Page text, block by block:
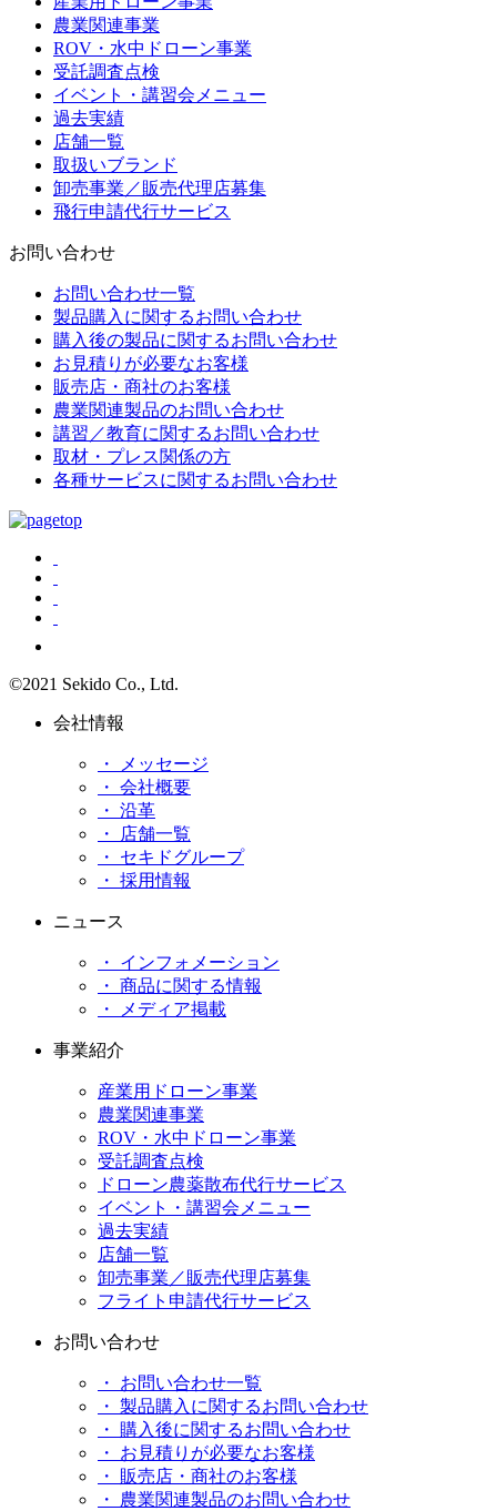
農業関連事業
ROV・水中ドローン事業
受託調査点検
イベント・講習会メニュー
過去実績
店舗一覧
取扱いブランド
卸売事業／販売代理店募集
飛行申請代行サービス
お問い合わせ
お問い合わせ一覧
製品購入に関するお問い合わせ
購入後の製品に関するお問い合わせ
お見積りが必要なお客様
販売店・商社のお客様
農業関連製品のお問い合わせ
講習／教育に関するお問い合わせ
取材・プレス関係の方
各種サービスに関するお問い合わせ
©2021 Sekido Co., Ltd.
会社情報
・ メッセージ
・ 会社概要
・ 沿革
・ 店舗一覧
・ セキドグループ
・ 採用情報
ニュース
・ インフォメーション
・ 商品に関する情報
・ メディア掲載
事業紹介
産業用ドローン事業
農業関連事業
ROV・水中ドローン事業
受託調査点検
ドローン農薬散布代行サービス
イベント・講習会メニュー
過去実績
店舗一覧
卸売事業／販売代理店募集
フライト申請代行サービス
お問い合わせ
・ お問い合わせ一覧
・ 製品購入に関するお問い合わせ
・ 購入後に関するお問い合わせ
・ お見積りが必要なお客様
・ 販売店・商社のお客様
・ 農業関連製品のお問い合わせ